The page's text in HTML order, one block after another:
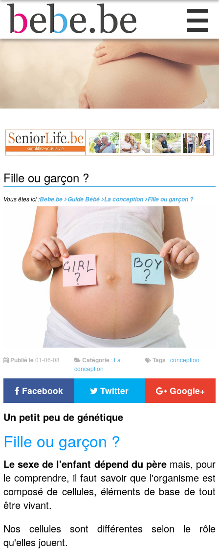
Fille ou garçon ?
Vous êtes ici :Bebe.be Guide Bébé La conception Fille ou garçon ?
Publié le 01-06-08 Catégorie : La
conception
Tags :conception
Facebook Twitter Google+
Un petit peu de génétique
Fille ou garçon ?
Le sexe de l'enfant dépend du pèremais, pour
le comprendre, il faut savoir que l'organisme est
composé de cellules, éléments de base de tout
être vivant.
Nos cellules sont différentes selon le rôle
qu'elles jouent.